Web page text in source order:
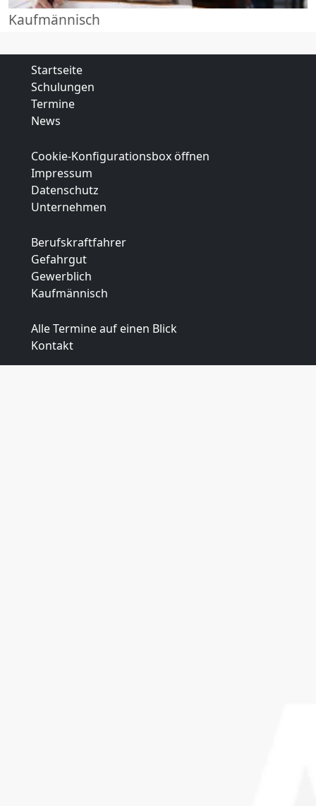
Kaufmännisch
Startseite
Schulungen
Termine
News
Cookie-Konfigurationsbox öffnen
Impressum
Datenschutz
Unternehmen
Berufskraftfahrer
Gefahrgut
Gewerblich
Kaufmännisch
Alle Termine auf einen Blick
Kontakt